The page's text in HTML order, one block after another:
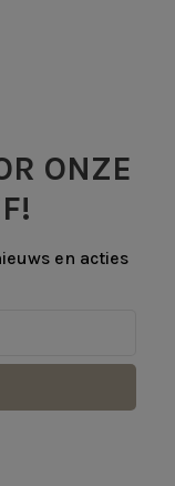
ONZE
en acties